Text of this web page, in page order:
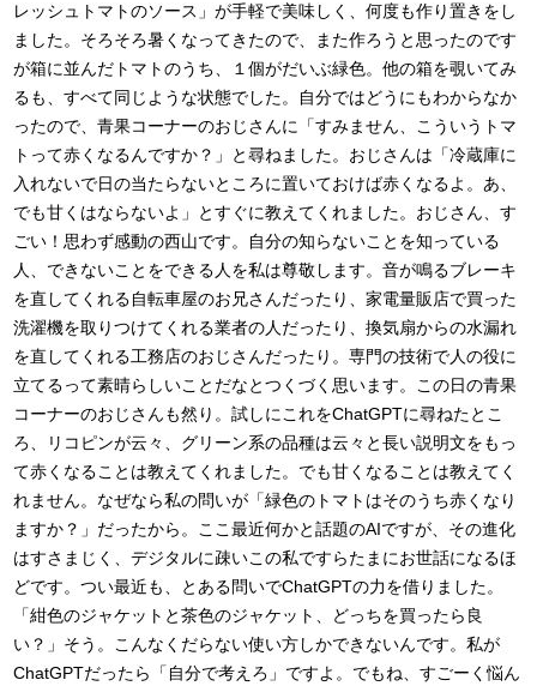
レッシュトマトのソース」が手軽で美味しく、何度も作り置きをし
ました。そろそろ暑くなってきたので、また作ろうと思ったのです
が箱に並んだトマトのうち、１個がだいぶ緑色。他の箱を覗いてみ
るも、すべて同じような状態でした。自分ではどうにもわからなか
ったので、青果コーナーのおじさんに「すみません、こういうトマ
トって赤くなるんですか？」と尋ねました。おじさんは「冷蔵庫に
入れないで日の当たらないところに置いておけば赤くなるよ。あ、
でも甘くはならないよ」とすぐに教えてくれました。おじさん、す
ごい！思わず感動の西山です。自分の知らないことを知っている
人、できないことをできる人を私は尊敬します。音が鳴るブレーキ
を直してくれる自転車屋のお兄さんだったり、家電量販店で買った
洗濯機を取りつけてくれる業者の人だったり、換気扇からの水漏れ
を直してくれる工務店のおじさんだったり。専門の技術で人の役に
立てるって素晴らしいことだなとつくづく思います。この日の青果
コーナーのおじさんも然り。試しにこれをChatGPTに尋ねたとこ
ろ、リコピンが云々、グリーン系の品種は云々と長い説明文をもっ
て赤くなることは教えてくれました。でも甘くなることは教えてく
れません。なぜなら私の問いが「緑色のトマトはそのうち赤くなり
ますか？」だったから。ここ最近何かと話題のAIですが、その進化
はすさまじく、デジタルに疎いこの私ですらたまにお世話になるほ
どです。つい最近も、とある問いでChatGPTの力を借りました。
「紺色のジャケットと茶色のジャケット、どっちを買ったら良
い？」そう。こんなくだらない使い方しかできないんです。私が
ChatGPTだったら「自分で考えろ」ですよ。でもね、すごーく悩ん